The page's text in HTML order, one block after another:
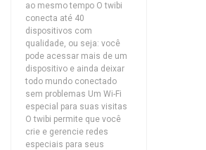
ao mesmo tempo O twibi
conecta até 40
dispositivos com
qualidade, ou seja: você
pode acessar mais de um
dispositivo e ainda deixar
todo mundo conectado
sem problemas Um Wi-Fi
especial para suas visitas
O twibi permite que você
crie e gerencie redes
especiais para seus